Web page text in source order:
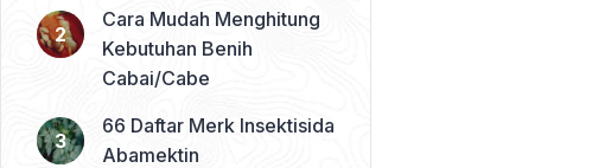
Cara Mudah Menghitung
Kebutuhan Benih
Cabai/Cabe
66 Daftar Merk Insektisida
Abamektin